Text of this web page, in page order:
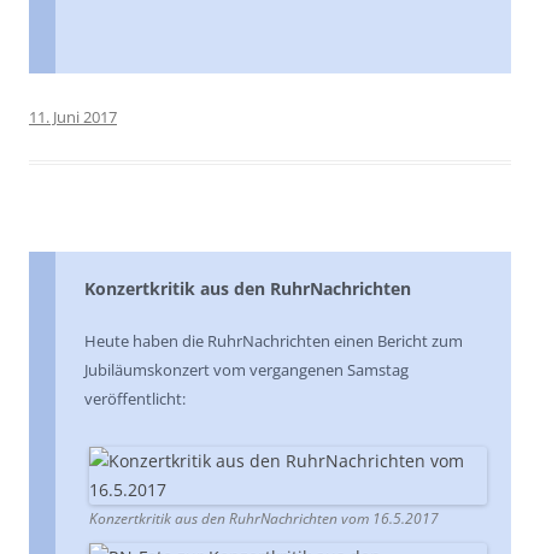
11. Juni 2017
Konzertkritik aus den RuhrNachrichten
Heute haben die RuhrNachrichten einen Bericht zum
Jubiläumskonzert vom vergangenen Samstag
veröffentlicht:
Konzertkritik aus den RuhrNachrichten vom 16.5.2017